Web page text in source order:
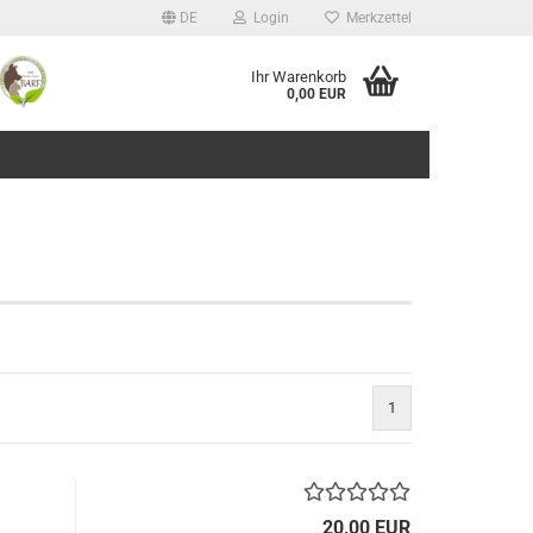
DE Login Merkzettel
Ihr Warenkorb
0,00 EUR
1
20,00 EUR